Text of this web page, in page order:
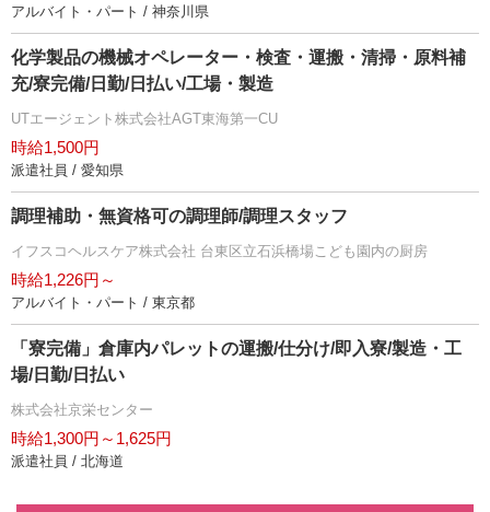
アルバイト・パート / 神奈川県
化学製品の機械オペレーター・検査・運搬・清掃・原料補
充/寮完備/日勤/日払い/工場・製造
UTエージェント株式会社AGT東海第一CU
時給1,500円
派遣社員 / 愛知県
調理補助・無資格可の調理師/調理スタッフ
イフスコヘルスケア株式会社 台東区立石浜橋場こども園内の厨房
時給1,226円～
アルバイト・パート / 東京都
「寮完備」倉庫内パレットの運搬/仕分け/即入寮/製造・工
場/日勤/日払い
株式会社京栄センター
時給1,300円～1,625円
派遣社員 / 北海道